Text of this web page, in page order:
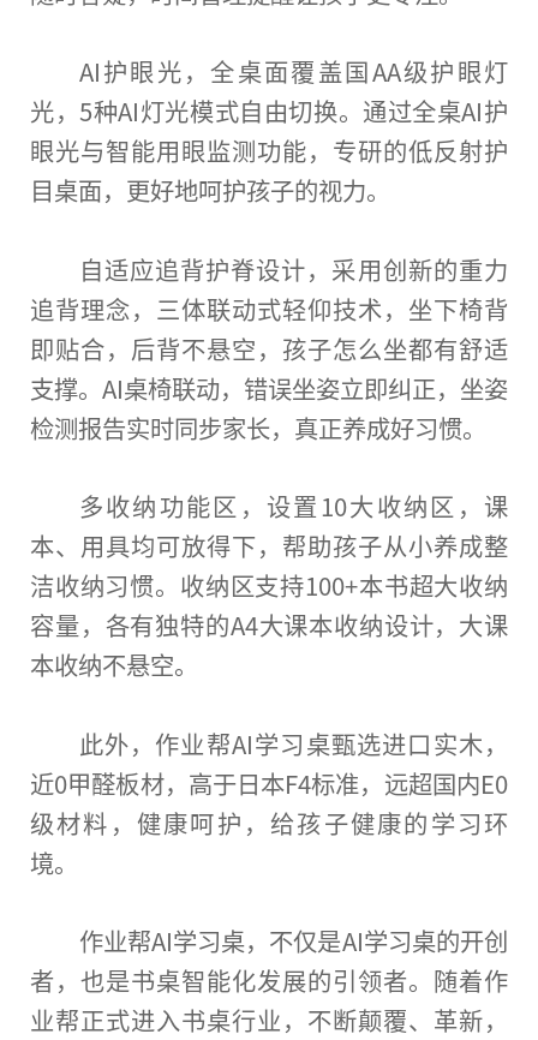
AI护眼光，全桌面覆盖国AA级护眼灯
光，5种AI灯光模式自由切换。通过全桌AI护
眼光与智能用眼监测功能，专研的低反射护
目桌面，更好地呵护孩子的视力。
自适应追背护脊设计，采用创新的重力
追背理念，三体联动式轻仰技术，坐下椅背
即贴合，后背不悬空，孩子怎么坐都有舒适
支撑。AI桌椅联动，错误坐姿立即纠正，坐姿
检测报告实时同步家长，真正养成好习惯。
多收纳功能区，设置10大收纳区，课
本、用具均可放得下，帮助孩子从小养成整
洁收纳习惯。收纳区支持100+本书超大收纳
容量，各有独特的A4大课本收纳设计，大课
本收纳不悬空。
此外，作业帮AI学习桌甄选进口实木，
近0甲醛板材，高于日本F4标准，远超国内E0
级材料，健康呵护，给孩子健康的学习环
境。
作业帮AI学习桌，不仅是AI学习桌的开创
者，也是书桌智能化发展的引领者。随着作
业帮正式进入书桌行业，不断颠覆、革新，